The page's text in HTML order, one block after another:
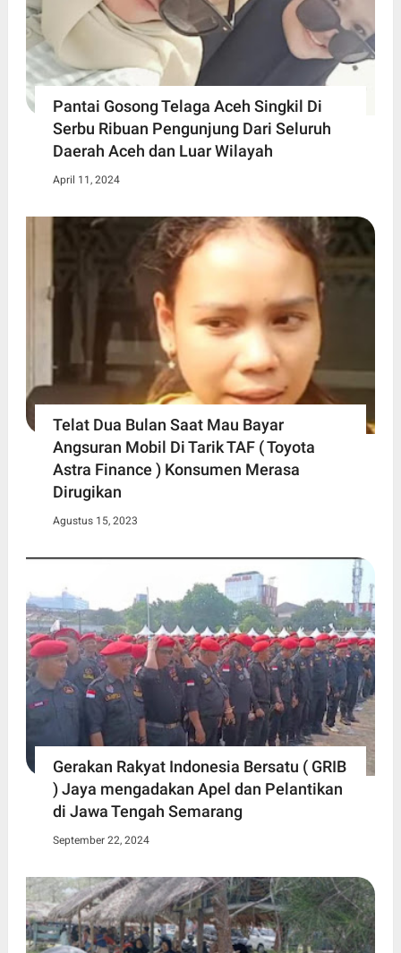
Pantai Gosong Telaga Aceh Singkil Di
Serbu Ribuan Pengunjung Dari Seluruh
Daerah Aceh dan Luar Wilayah
April 11, 2024
Telat Dua Bulan Saat Mau Bayar
Angsuran Mobil Di Tarik TAF ( Toyota
Astra Finance ) Konsumen Merasa
Dirugikan
Agustus 15, 2023
Gerakan Rakyat Indonesia Bersatu ( GRIB
) Jaya mengadakan Apel dan Pelantikan
di Jawa Tengah Semarang
September 22, 2024